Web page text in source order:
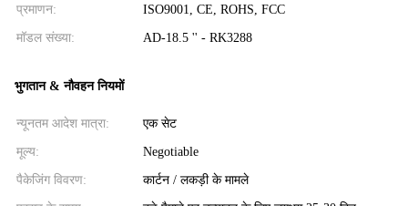
प्रमाणन: ISO9001, CE, ROHS, FCC
मॉडल संख्या: AD-18.5 '' - RK3288
भुगतान & नौवहन नियमों
न्यूनतम आदेश मात्रा: एक सेट
मूल्य: Negotiable
पैकेजिंग विवरण: कार्टन / लकड़ी के मामले